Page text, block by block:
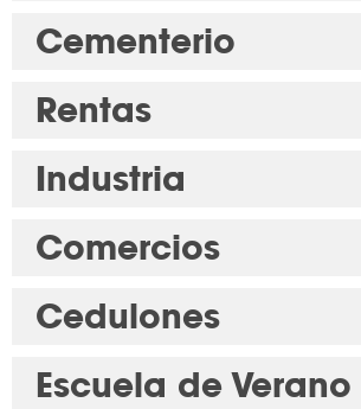
Cementerio
Rentas
Industria
Comercios
Cedulones
Escuela de Verano